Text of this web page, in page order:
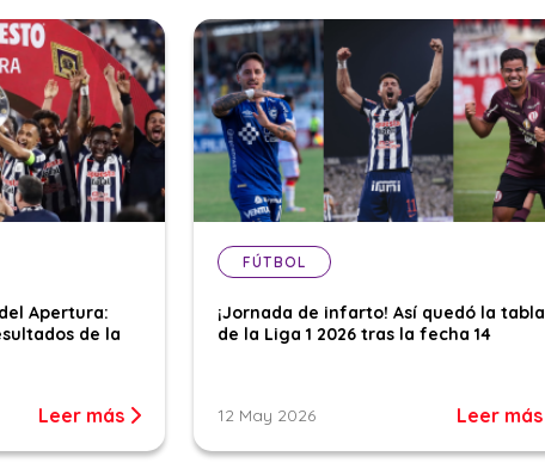
Apertura:
de la
Leer más
FÚTBOL
¡Jornada de infarto! Así quedó la tabla
de la Liga 1 2026 tras la fecha 14
12 May 2026 Leer más